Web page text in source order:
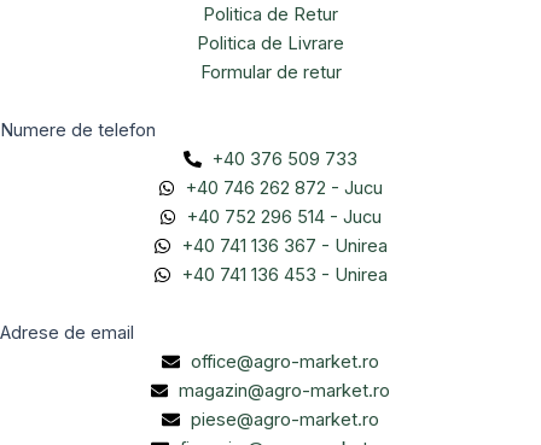
Politica de Retur
Politica de Livrare
Formular de retur
Numere de telefon
+40 376 509 733
+40 746 262 872 - Jucu
+40 752 296 514 - Jucu
+40 741 136 367 - Unirea
+40 741 136 453 - Unirea
Adrese de email
office@agro-market.ro
magazin@agro-market.ro
piese@agro-market.ro